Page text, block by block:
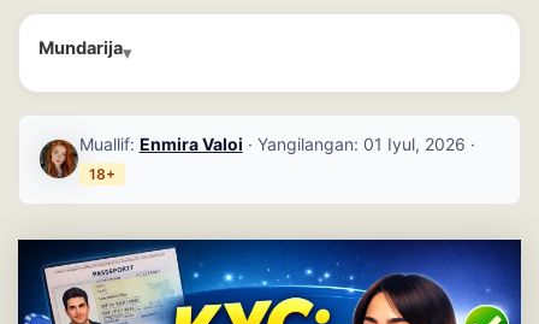
Mundarija
Muallif: Enmira Valoi · Yangilangan: 01 Iyul, 2026 ·
18+